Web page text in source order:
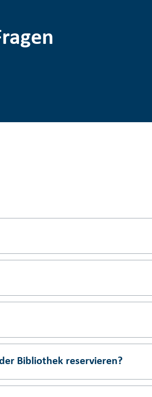
Bibliothek reservieren?